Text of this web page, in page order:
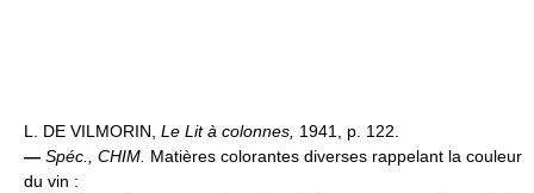
L. DE VILMORIN, Le Lit à colonnes, 1941, p. 122.
— Spéc., CHIM. Matières colorantes diverses rappelant la couleur
du vin :